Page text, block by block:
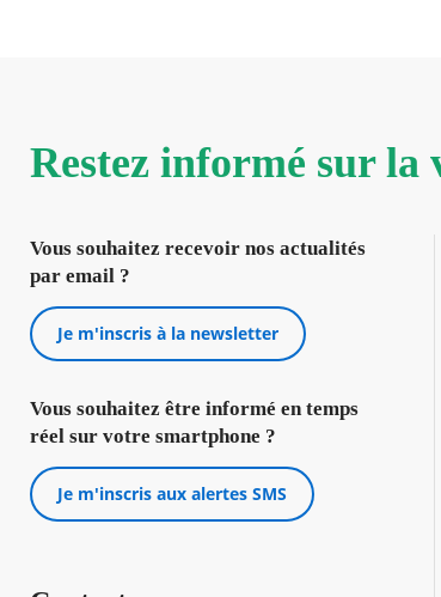
Restez informé sur la
Vous souhaitez recevoir nos actualités
par email ?
Je m'inscris à la newsletter
Vous souhaitez être informé en temps
réel sur votre smartphone ?
Je m'inscris aux alertes SMS